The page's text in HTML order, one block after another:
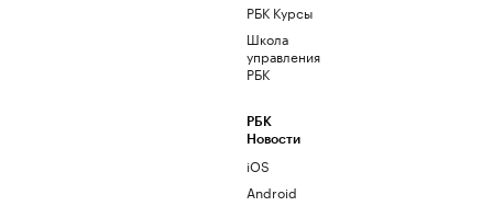
РБК Курсы
Школа
управления
РБК
РБК
Новости
iOS
Android